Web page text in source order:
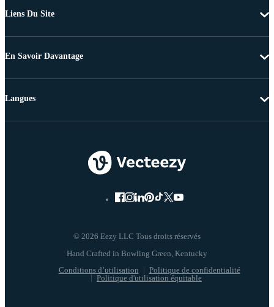
Liens Du Site
En Savoir Davantage
© 2026 Eezy LLC Tous droits réservés
Conditions d’utilisation
Politique de confidentialité
Politique d'utilisation équitable
Langues